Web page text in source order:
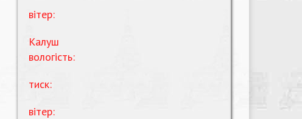
вітер:
Калуш
вологість:
тиск:
вітер: